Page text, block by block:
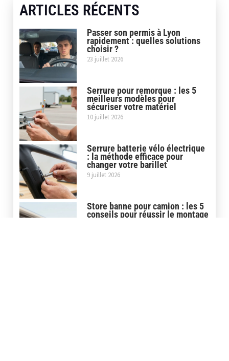
ARTICLES RÉCENTS
Passer son permis à Lyon
rapidement : quelles solutions
choisir ?
23 juillet 2026
Serrure pour remorque : les 5
meilleurs modèles pour
sécuriser votre matériel
10 juillet 2026
Serrure batterie vélo électrique
: la méthode efficace pour
changer votre barillet
9 juillet 2026
Store banne pour camion : les 5
conseils pour réussir le montage